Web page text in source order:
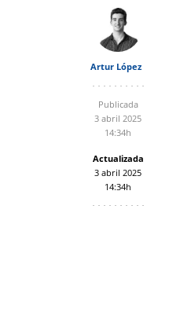
Artur López
Publicada
3 abril 2025
14:34h
Actualizada
3 abril 2025
14:34h